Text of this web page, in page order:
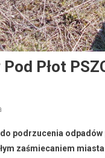
Płot
podrzucenia
zaśmiecaniem